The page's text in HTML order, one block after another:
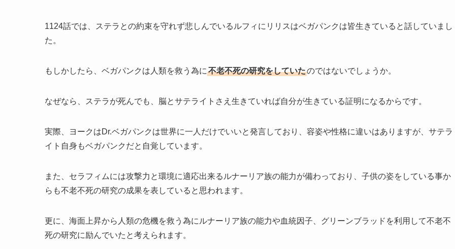
1124話では、ステラとの約束を守れず悲しんでいるルフィにリリスはベガパンクは皆生きていると話していまし
た。
もしかしたら、ベガパンクは人類を救う為に 不老不死の研究をしていたのではないでしょうか。
なぜなら、ステラが死んでも、脳とサテライトさえ生きていれば自分が生きている証明になるからです。
実際、ヨークはDr.ベガパンクは世界に一人だけでいいと発言しており、容姿や性格に違いはありますが、サテラ
イト自身もベガパンクだと自覚しています。
また、セラフィムには攻撃力と環境に適応出来るルナーリア族の能力が備わっており、子供の姿をしている事か
らも不老不死の研究の成果を表していると思われます。
更に、海面上昇から人類の危機を救う為にルナーリア族の能力や血統因子、グリーンブラッドを利用して不老不
死の研究に励んでいたと考えられます。